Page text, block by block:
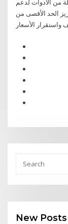
من الأدوات لدعم
الحد الأقصى من
New Posts